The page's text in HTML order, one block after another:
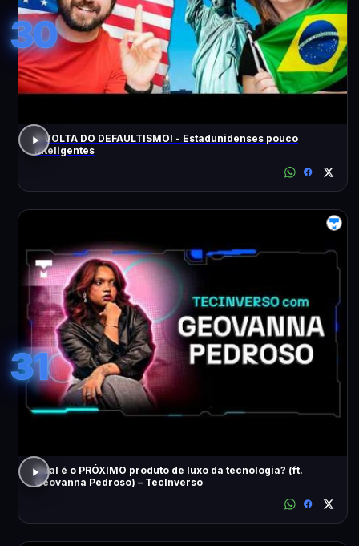
30
A VOLTA DO DEFAULTISMO! - Estadunidenses pouco
inteligentes
31
Qual é o PRÓXIMO produto de luxo da tecnologia? (ft.
Geovanna Pedroso) – TecInverso